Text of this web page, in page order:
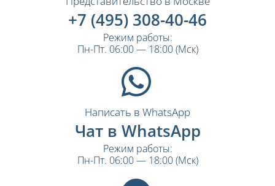
+7 (495) 308-40-46
Режим работы:
Пн-Пт. 06:00 — 18:00 (Мск)
Написать в WhatsApp
Чат в WhatsApp
Режим работы:
Пн-Пт. 06:00 — 18:00 (Мск)